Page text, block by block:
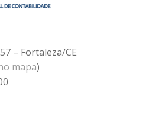
– Fortaleza/CE
mapa)